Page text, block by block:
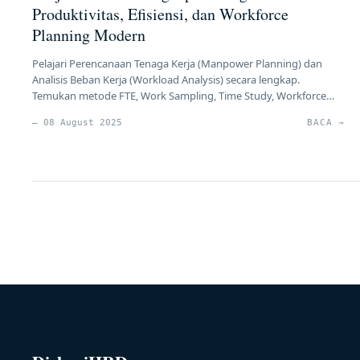
Produktivitas, Efisiensi, dan Workforce
Planning Modern
Pelajari Perencanaan Tenaga Kerja (Manpower Planning) dan
Analisis Beban Kerja (Workload Analysis) secara lengkap.
Temukan metode FTE, Work Sampling, Time Study, Workforce
kebutuhan tenaga kerja secara akurat, meningkatkan
— 08 August 2025 BACA →